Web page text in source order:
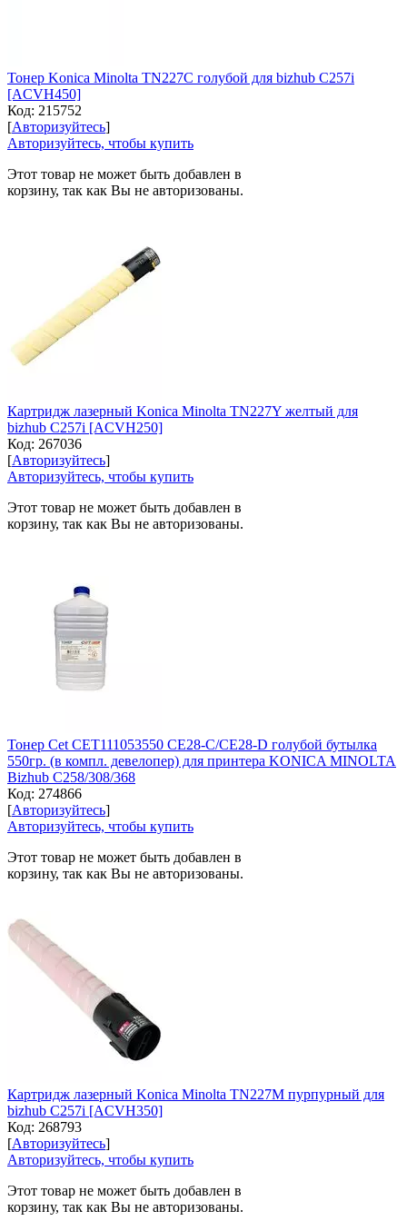
Тонер Konica Minolta TN227C голубой для bizhub C257i
[ACVH450]
Код: 215752
[Авторизуйтесь]
Авторизуйтесь, чтобы купить
Этот товар не может быть добавлен в
корзину, так как Вы не авторизованы.
Картридж лазерный Konica Minolta TN227Y желтый для
bizhub C257i [ACVH250]
Код: 267036
[Авторизуйтесь]
Авторизуйтесь, чтобы купить
Этот товар не может быть добавлен в
корзину, так как Вы не авторизованы.
Тонер Cet CET111053550 CE28-C/CE28-D голубой бутылка
550гр. (в компл. девелопер) для принтера KONICA MINOLTA
Bizhub C258/308/368
Код: 274866
[Авторизуйтесь]
Авторизуйтесь, чтобы купить
Этот товар не может быть добавлен в
корзину, так как Вы не авторизованы.
Картридж лазерный Konica Minolta TN227M пурпурный для
bizhub C257i [ACVH350]
Код: 268793
[Авторизуйтесь]
Авторизуйтесь, чтобы купить
Этот товар не может быть добавлен в
корзину, так как Вы не авторизованы.